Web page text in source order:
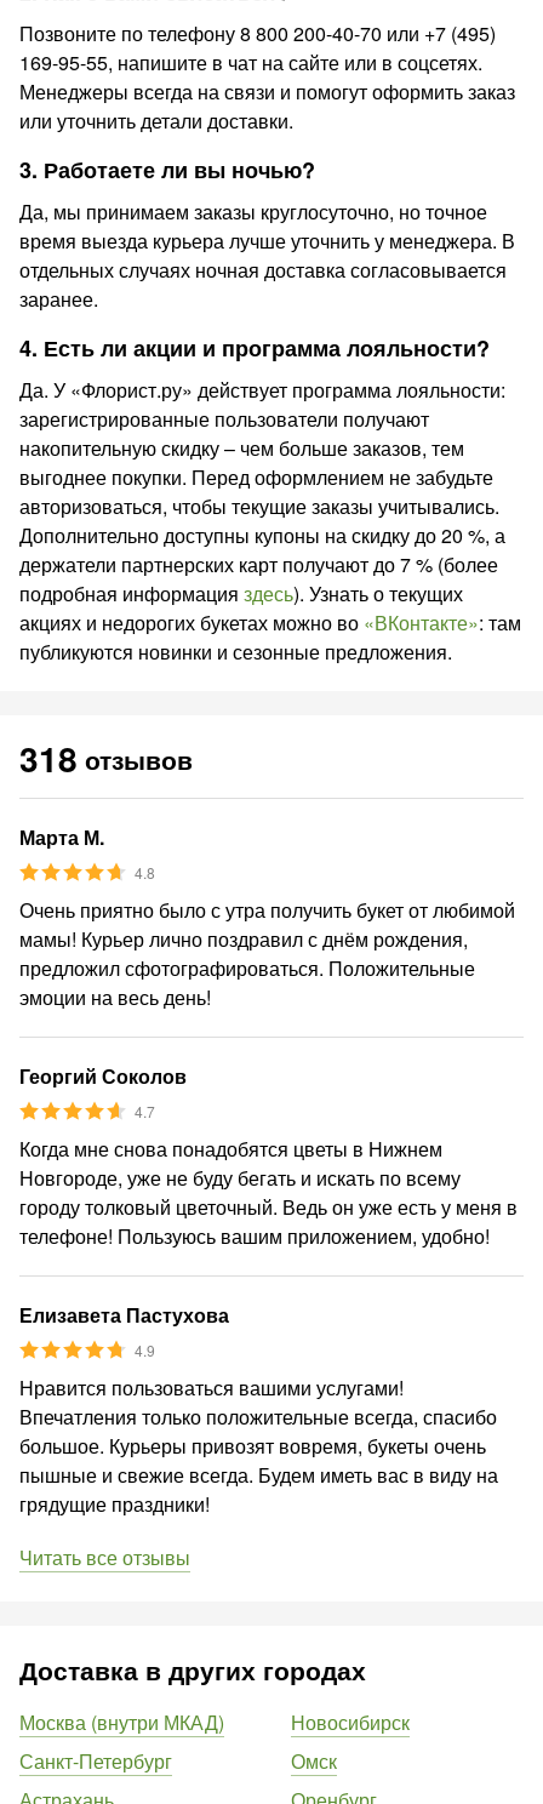
Позвоните по телефону 8 800 200-40-70 или +7 (495)
169-95-55, напишите в чат на сайте или в соцсетях.
Менеджеры всегда на связи и помогут оформить заказ
или уточнить детали доставки.
3. Работаете ли вы ночью?
Да, мы принимаем заказы круглосуточно, но точное
время выезда курьера лучше уточнить у менеджера. В
отдельных случаях ночная доставка согласовывается
заранее.
4. Есть ли акции и программа лояльности?
Да. У «Флорист.ру» действует программа лояльности:
зарегистрированные пользователи получают
накопительную скидку – чем больше заказов, тем
выгоднее покупки. Перед оформлением не забудьте
авторизоваться, чтобы текущие заказы учитывались.
Дополнительно доступны купоны на скидку до 20 %, а
держатели партнерских карт получают до 7 % (более
подробная информация здесь). Узнать о текущих
акциях и недорогих букетах можно во «ВКонтакте»: там
публикуются новинки и сезонные предложения.
318 отзывов
Марта М.
4.8
Очень приятно было с утра получить букет от любимой
мамы! Курьер лично поздравил с днём рождения,
предложил сфотографироваться. Положительные
эмоции на весь день!
Георгий Соколов
4.7
Когда мне снова понадобятся цветы в Нижнем
Новгороде, уже не буду бегать и искать по всему
городу толковый цветочный. Ведь он уже есть у меня в
телефоне! Пользуюсь вашим приложением, удобно!
Елизавета Пастухова
4.9
Нравится пользоваться вашими услугами!
Впечатления только положительные всегда, спасибо
большое. Курьеры привозят вовремя, букеты очень
пышные и свежие всегда. Будем иметь вас в виду на
грядущие праздники!
Читать все отзывы
Доставка в других городах
Москва (внутри МКАД)
Санкт-Петербург
Новосибирск
Омск